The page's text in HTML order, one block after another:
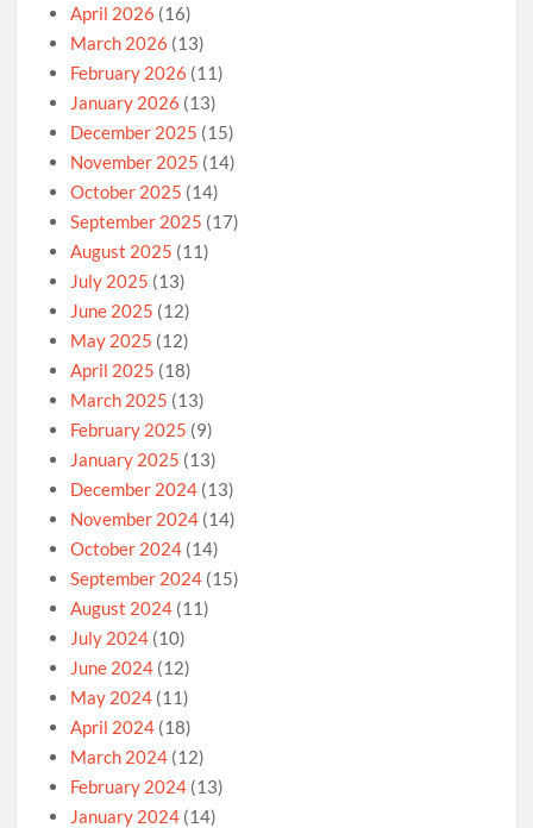
April 2026 (16)
March 2026 (13)
February 2026 (11)
January 2026 (13)
December 2025 (15)
November 2025 (14)
October 2025 (14)
September 2025 (17)
August 2025 (11)
July 2025 (13)
June 2025 (12)
May 2025 (12)
April 2025 (18)
March 2025 (13)
February 2025 (9)
January 2025 (13)
December 2024 (13)
November 2024 (14)
October 2024 (14)
September 2024 (15)
August 2024 (11)
July 2024 (10)
June 2024 (12)
May 2024 (11)
April 2024 (18)
March 2024 (12)
February 2024 (13)
January 2024 (14)